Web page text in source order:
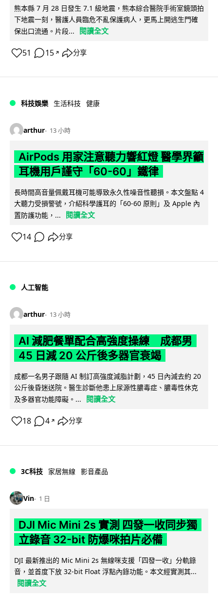
熊本縣 7 月 28 日發生 7.1 級地震，熊本綜合醫院手術室鏡頭拍
下地震一刻，醫護人員臨危不亂保護病人，更馬上開逃生門確
保出口流通。片段...
閱讀全文
51 15 ↗ 分享
科技娛樂 生活科技 健康
arthur 13 小時
AirPods 用家注意聽力響紅燈 醫學界籲
耳機用戶謹守「60-60」鐵律
長時間高音量佩戴耳機可能導致永久性噪音性聽損。本文盤點 4
大聽力受損警號，介紹科學護耳的「60-60 原則」及 Apple 內
置防護功能，...
閱讀全文
14 分享
人工智能
arthur 13 小時
AI 減肥餐單配合高強度操練 成都男
45 日減 20 公斤後多器官衰竭
成都一名男子跟隨 AI 制訂高強度減脂計劃，45 日內減去約 20
公斤後昏迷送院。醫生診斷他患上尿源性膿毒症、膿毒性休克
及多器官功能障礙。...
閱讀全文
18 4 ↗ 分享
3C科技 家居無線 影音產品
Vin 1 日
DJI Mic Mini 2s 實測 四發一收同步獨
立錄音 32-bit 防爆咪拍片必備
DJI 最新推出的 Mic Mini 2s 無線咪支援「四發一收」分軌錄
音，並首度下放 32-bit Float 浮點內錄功能。本文經實測其...
閱讀全文